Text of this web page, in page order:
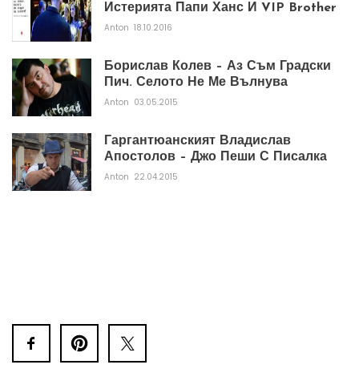
Истерията Папи Ханс И VIP Brother
Anton 18.10.2016
Борислав Колев – Аз Съм Градски
Пич. Селото Не Ме Вълнува
Anton 03.05.2015
Гаргантюанският Владислав
Апостолов – Джо Пеши С Писалка
Anton 22.04.2015